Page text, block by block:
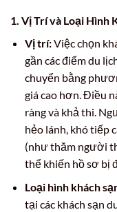
1. Vị Trí và Loại Hình
Vị trí:Việc chọn
gần các điểm du
chuyển bằng
giá cao hơn. Điều
ràng và khả thi.
hẻo lánh, khó tiếp
(như thăm người
thể khiến hồ sơ bị
Loại hình khách
tại các khách sạn